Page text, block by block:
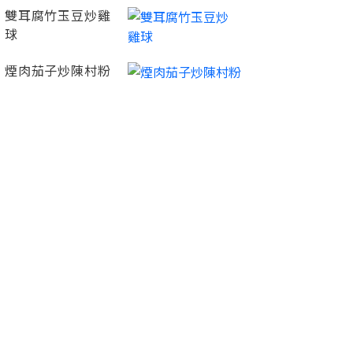
雙耳腐竹玉豆炒雞
球
煙肉茄子炒陳村粉